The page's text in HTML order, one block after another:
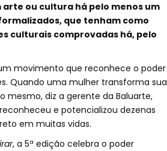
ou cultura há pelo menos um
que tenham como
culturais comprovadas há, pelo
movimento que reconhece o poder
Quando uma mulher transforma sua
mesmo, diz a gerente da Baluarte,
e potencializou dezenas
em muitas vidas.
, a 5ª edição celebra o poder